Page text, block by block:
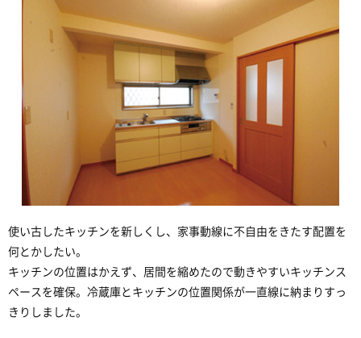
使い古したキッチンを新しくし、家事動線に不自由をきたす配置を
何とかしたい。
キッチンの位置はかえず、居間を縮めたので動きやすいキッチンス
ペースを確保。冷蔵庫とキッチンの位置関係が一直線に納まりすっ
きりしました。